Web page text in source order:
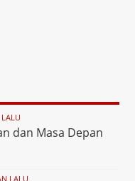
dan Masa Depan
LALU